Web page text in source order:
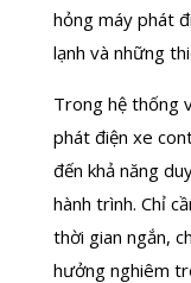
hỏng máy phát
lạnh và những
Trong hệ thống
phát điện xe
đến khả năng
hành trình. Chỉ
thời gian ngắn,
hưởng nghiêm